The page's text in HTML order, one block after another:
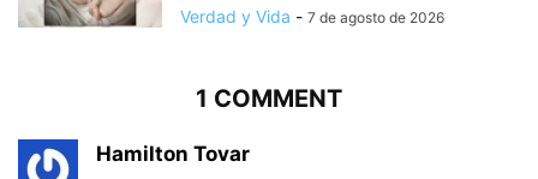
Verdad y Vida - 7 de agosto de 2026
1 COMMENT
Hamilton Tovar